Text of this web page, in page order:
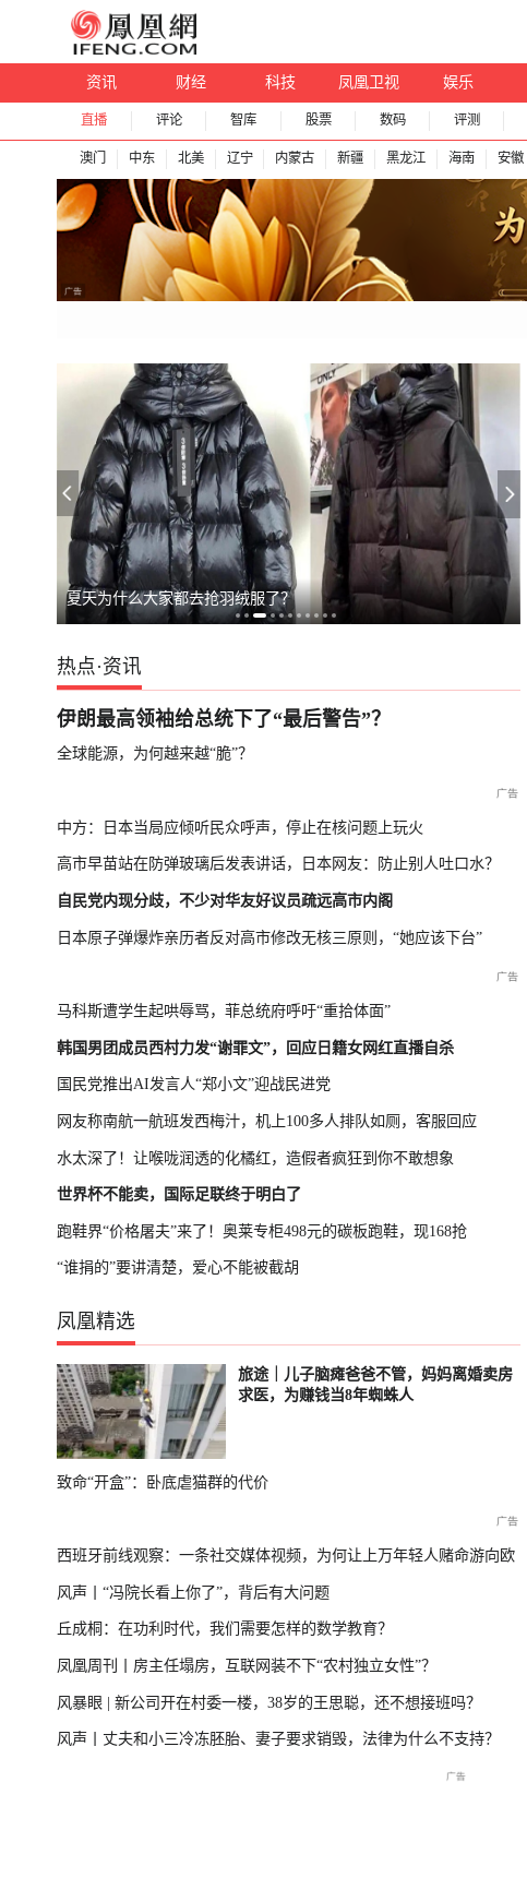
资讯 财经 科技 凤凰卫视 娱乐
直播 评论 智库 股票 数码 评测
澳门 中东 北美 辽宁 内蒙古 新疆 黑龙江 海南 安徽
夏天为什么大家都去抢羽绒服了？
热点 ·资讯
伊朗最高领袖给总统下了“最后警告”？
全球能源，为何越来越“脆”？
中方：日本当局应倾听民众呼声，停止在核问题上玩火
高市早苗站在防弹玻璃后发表讲话，日本网友：防止别人吐口水？
自民党内现分歧，不少对华友好议员疏远高市内阁
日本原子弹爆炸亲历者反对高市修改无核三原则，“她应该下台”
马科斯遭学生起哄辱骂，菲总统府呼吁“重拾体面”
韩国男团成员西村力发“谢罪文”，回应日籍女网红直播自杀
国民党推出AI发言人“郑小文”迎战民进党
网友称南航一航班发西梅汁，机上100多人排队如厕，客服回应
水太深了！让喉咙润透的化橘红，造假者疯狂到你不敢想象
世界杯不能卖，国际足联终于明白了
跑鞋界“价格屠夫”来了！奥莱专柜498元的碳板跑鞋，现168抢
“谁捐的”要讲清楚，爱心不能被截胡
凤凰精选
旅途｜儿子脑瘫爸爸不管，妈妈离婚卖房
求医，为赚钱当8年蜘蛛人
致命“开盒”：卧底虐猫群的代价
西班牙前线观察：一条社交媒体视频，为何让上万年轻人赌命游向欧
洲？
风声丨“冯院长看上你了”，背后有大问题
丘成桐：在功利时代，我们需要怎样的数学教育？
凤凰周刊丨房主任塌房，互联网装不下“农村独立女性”？
风暴眼 | 新公司开在村委一楼，38岁的王思聪，还不想接班吗？
风声丨丈夫和小三冷冻胚胎、妻子要求销毁，法律为什么不支持？
轮播中
经济运行情况
已结束
最新进展